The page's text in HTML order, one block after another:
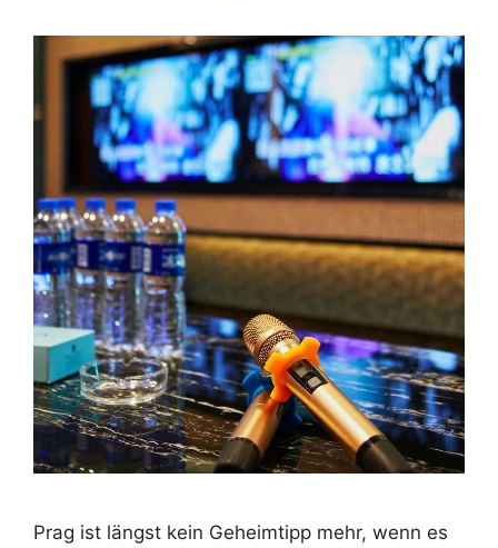
Prag ist längst kein Geheimtipp mehr, wenn es